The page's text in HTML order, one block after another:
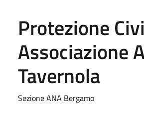
Protezione
Associazione
Tavernola
Sezione ANA Bergamo